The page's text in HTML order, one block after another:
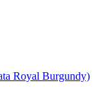
Royal Burgundy)